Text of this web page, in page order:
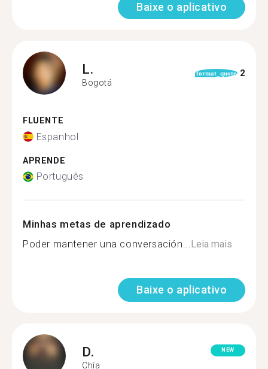
Baixe o aplicativo
L.
Bogotá
format_quote 2
FLUENTE
Espanhol
APRENDE
Português
Minhas metas de aprendizado
Poder mantener una conversación...Leia mais
Baixe o aplicativo
D.
Chía
NEW